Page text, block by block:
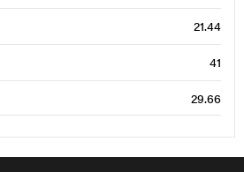
21.44
41
29.66